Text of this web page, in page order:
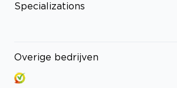
Specializations
Overige bedrijven